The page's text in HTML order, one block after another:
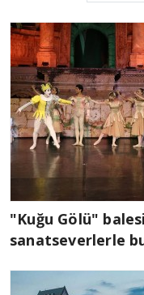
"Kuğu Gölü"
sanatseverlerle